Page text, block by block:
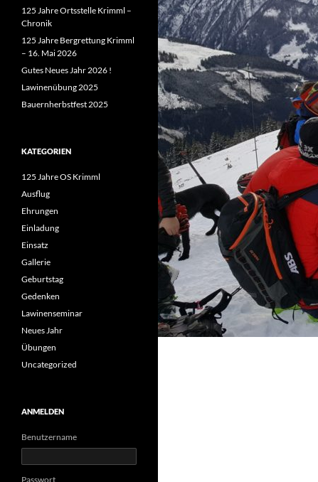
125 Jahre Ortsstelle Krimml –
Chronik
125 Jahre Bergrettung Krimml
– 16. Mai 2026
Gutes Neues Jahr 2026 !
Lawinenübung 2025
Bauernherbstfest 2025
KATEGORIEN
125 Jahre OS Krimml
Ausflug
Ehrungen
Einladung
Einsatz
Gallerie
Geburtstag
Gedenken
Lawinenseminar
Neues Jahr
Übungen
Uncategorized
ANMELDEN
Benutzername
Passwort